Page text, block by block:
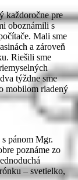
každoročne pre
oboznámili s
Mali sme
a zároveň
Riešili sme
týždne sme
mobilom riadený
pánom Mgr.
poznáme zo
– svetielko,